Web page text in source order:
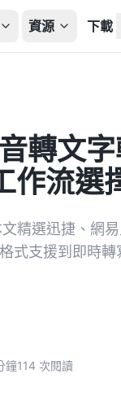
資源 下載
轉文
作流選
精選迅捷、網
式支援到即時
鐘114 次閱讀